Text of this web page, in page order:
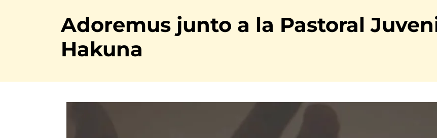
navegación
Adoremus junto a la Pastoral
Hakuna